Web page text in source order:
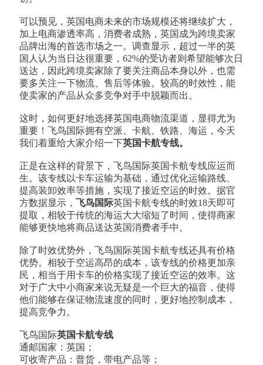
可以预见，英国电商未来的市场规模还将继续扩大，
加上电商渗透率高，消费者成熟，英国成为跨境卖家
品牌出海的首选市场之一。调查显示，超过一半的英
国人认为当日达很重要，62%的受访者则希望能够次日
送达，因此跨境卖家除了要关注商品本身以外，也需
要多关注一下物流、售后等体验。较高的时效性，能
使卖家的产品从众多竞争对手中脱颖而出。
这时，如何更好地选择英国电商物流渠道，显得尤为
重要！飞鸟国际拥有空派、卡航、铁路、海运，今天
我们着重给大家介绍一下英国卡航专线。
正是在这样的背景下，飞鸟国际英国卡航专线应运而
生。该专线以卡车运输为基础，通过优化运输路线、
提高装卸效率等措施，实现了接近空运的时效。据官
方数据显示，飞鸟国际英国卡航专线的时效18天即可
提取，相较于传统的海运大大缩短了时间，使得商家
能够更快地将商品送达英国消费者手中。
除了时效优势外，飞鸟国际英国卡航专线还具有价格
优势。相较于空运高昂的成本，该专线的价格更加亲
民，相当于用卡车的价格实现了接近空运的效率。这
对于广大中小商家来说无疑是一个巨大的福音，使得
他们能够在保证物流速度的同时，更好地控制成本，
提高竞争力。
飞鸟国际英国卡航专线
通邮国家：英国；
可收寄产品：普货，带电产品等；